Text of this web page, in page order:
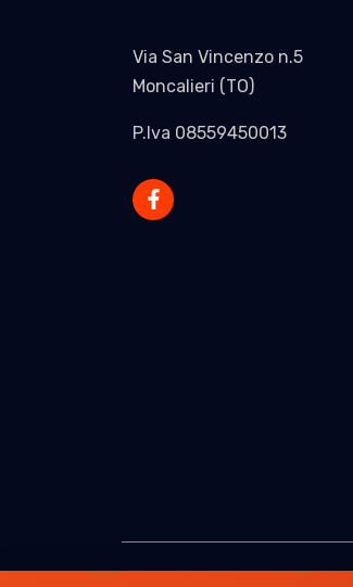
Via San Vincenzo n.5
Moncalieri (TO)
P.Iva 08559450013